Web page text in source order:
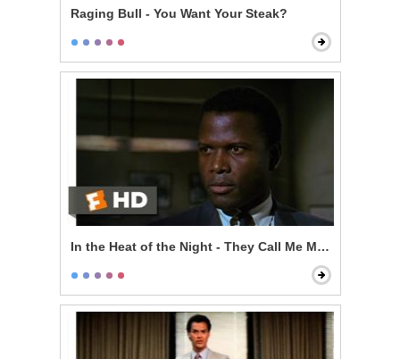
Raging Bull - You Want Your Steak?
In the Heat of the Night - They Call Me Mr. Tibbs